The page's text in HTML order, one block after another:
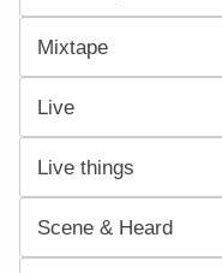
Mixtape
Live
Live things
Scene & Heard